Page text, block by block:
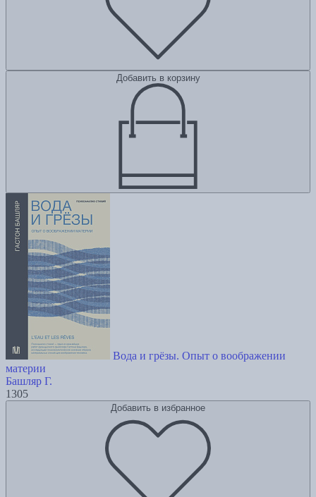
Добавить в корзину
Вода и грёзы. Опыт о воображении
материи
Башляр Г.
1305
Добавить в избранное